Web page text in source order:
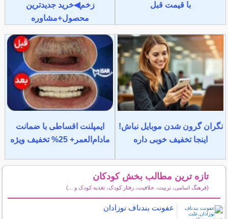
با قیمت قبل
زخم◀خرید جدیدترین
محصول+مشاوره
نگران گرون شدن موبایل نباش!
اینجا تخفیف خوبی داره
ایمپلنت اقساطی با ضمانت
مادام‌العمر+ 25% تخفیف ویژه
تازه ترین مطالب بخش کودکان
(فرهنگ اسامی، تربیت، خلاقیت، رفتار کودک، تغذیه کودک و ...)
عفونت بندناف نوزادان